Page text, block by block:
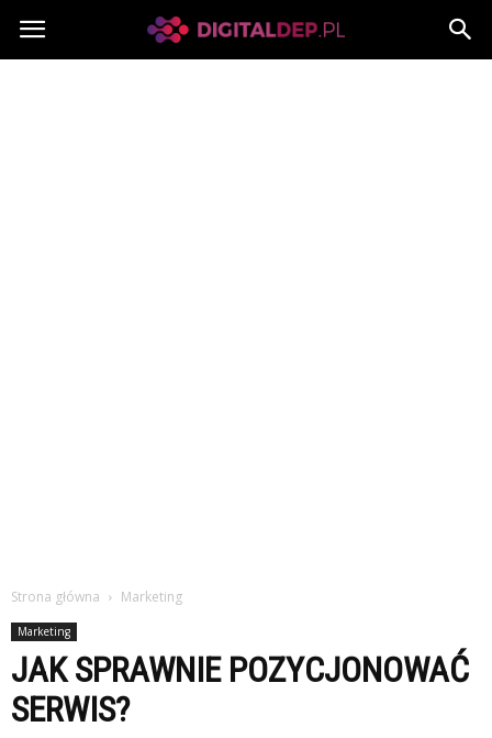
Digitaldep.pl
Strona główna Marketing
Marketing
JAK SPRAWNIE POZYCJONOWAĆ
SERWIS?